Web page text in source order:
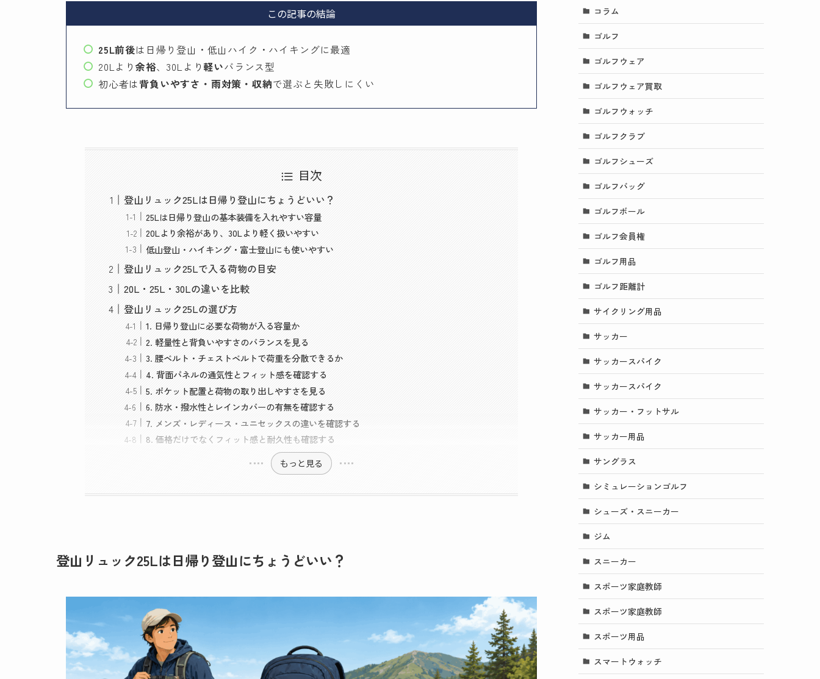
この記事の結論
25L前後は日帰り登山・低山ハイク・ハイキングに最適
20Lより 余裕、30Lより 軽いバランス型
初心者は背負いやすさ・雨対策・収納で選ぶと失敗しにくい
目次
登山リュック25Lは日帰り登山にちょうどいい？
25Lは日帰り登山の基本装備を入れやすい容量
20Lより余裕があり、30Lより軽く扱いやすい
低山登山・ハイキング・富士登山にも使いやすい
登山リュック25Lで入る荷物の目安
20L・25L・30Lの違いを比較
登山リュック25Lの選び方
1. 日帰り登山に必要な荷物が入る容量か
2. 軽量性と背負いやすさのバランスを見る
3. 腰ベルト・チェストベルトで荷重を分散できるか
4. 背面パネルの通気性とフィット感を確認する
5. ポケット配置と荷物の取り出しやすさを見る
6. 防水・撥水性とレインカバーの有無を確認する
7. メンズ・レディース・ユニセックスの違いを確認する
8. 価格だけでなくフィット感と耐久性も確認する
もっと見る
登山リュック25Lは日帰り登山にちょうどいい？
コラム
ゴルフ
ゴルフウェア
ゴルフウェア買取
ゴルフウォッチ
ゴルフクラブ
ゴルフシューズ
ゴルフバッグ
ゴルフボール
ゴルフ会員権
ゴルフ用品
ゴルフ距離計
サイクリング用品
サッカー
サッカースパイク
サッカースパイク
サッカー・フットサル
サッカー用品
サングラス
シミュレーションゴルフ
シューズ・スニーカー
ジム
スニーカー
スポーツ家庭教師
スポーツ家庭教師
スポーツ用品
スマートウォッチ